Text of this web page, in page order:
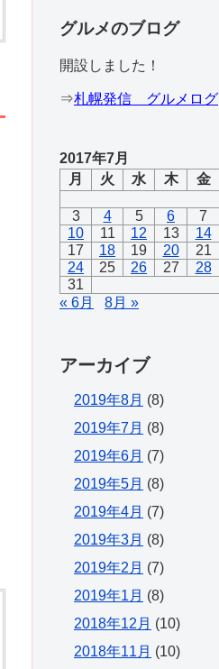
グルメのブログ
開設しました！
⇒札幌発信 グルメログ
2017年7月
月
火 水 木 金
3
4 5 6 7
10
11 12 13 14
17
18 19 20 21
24
25 26 27 28
31
« 6月
8月 »
アーカイブ
2019年8月 (8)
2019年7月 (8)
2019年6月 (7)
2019年5月 (8)
2019年4月 (7)
2019年3月 (8)
2019年2月 (7)
2019年1月 (8)
2018年12月 (10)
2018年11月 (10)